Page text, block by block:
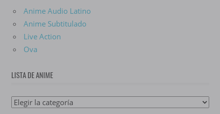
Anime Audio Latino
Anime Subtitulado
Live Action
Ova
LISTA DE ANIME
Lista